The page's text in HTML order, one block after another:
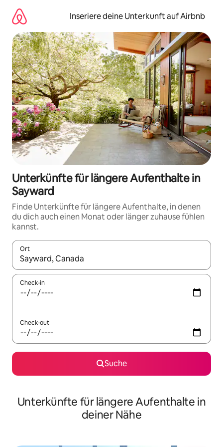
Inhalten
springen
Inseriere deine Unterkunft auf Airbnb
Unterkünfte für längere Aufenthalte in
Sayward
Finde Unterkünfte für längere Aufenthalte, in denen
du dich auch einen Monat oder länger zuhause fühlen
kannst.
Ort
Wenn Ergebnisse verfügbar sind, navigiere mit den
Check-in
Check-out
Suche
Unterkünfte für längere Aufenthalte in
deiner Nähe